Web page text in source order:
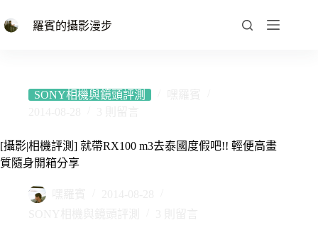
至
羅賓的攝影漫步
SONY相機與鏡頭評測
[攝影|相機評測] 就帶RX100 m3去泰國度假吧!! 輕便高畫
質隨身開箱分享